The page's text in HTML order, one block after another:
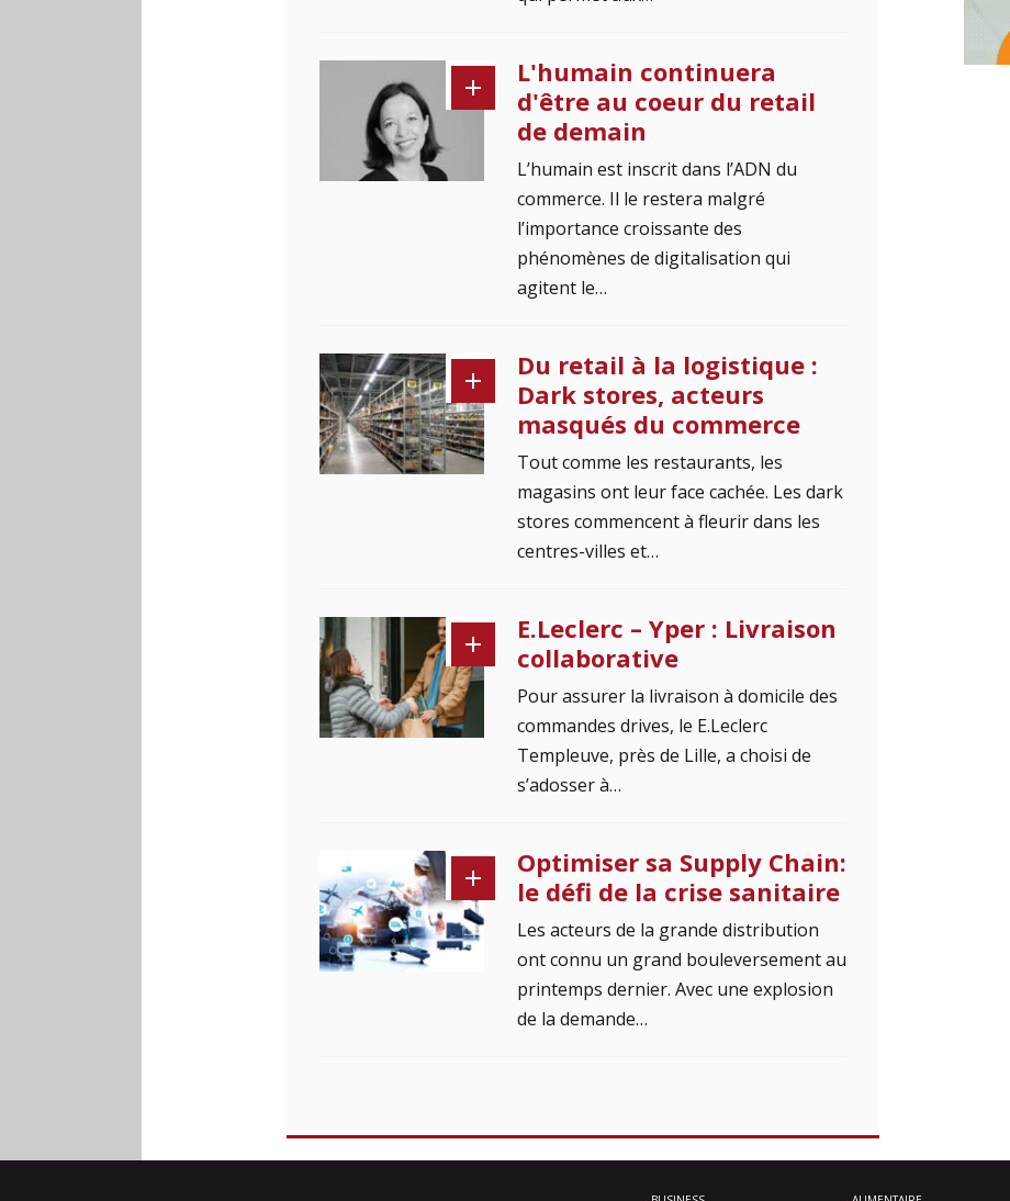
L'humain continuera
d'être au coeur du retail
de demain
L’humain est inscrit dans l’ADN du
commerce. Il le restera malgré
l’importance croissante des
phénomènes de digitalisation qui
agitent le…
Du retail à la logistique :
Dark stores, acteurs
masqués du commerce
Tout comme les restaurants, les
magasins ont leur face cachée. Les dark
stores commencent à fleurir dans les
centres-villes et…
E.Leclerc – Yper : Livraison
collaborative
Pour assurer la livraison à domicile des
commandes drives, le E.Leclerc
Templeuve, près de Lille, a choisi de
s’adosser à…
Optimiser sa Supply Chain:
le défi de la crise sanitaire
Les acteurs de la grande distribution
ont connu un grand bouleversement au
printemps dernier. Avec une explosion
de la demande…